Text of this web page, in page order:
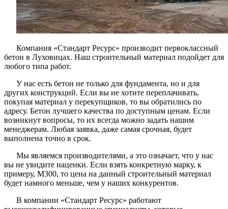
Компания «Стандарт Ресурс» производит первоклассный
бетон в Луховицах. Наш строительный материал подойдет для
любого типа работ.
У нас есть бетон не только для фундамента, но и для
других конструкций. Если вы не хотите переплачивать,
покупая материал у перекупщиков, то вы обратились по
адресу. Бетон лучшего качества по доступным ценам. Если
возникнут вопросы, то их всегда можно задать нашим
менеджерам. Любая заявка, даже самая срочная, будет
выполнена точно в срок.
Мы являемся производителями, а это означает, что у нас
вы не увидите наценки. Если взять конкретную марку, к
примеру, М300, то цена на данный строительный материал
будет намного меньше, чем у наших конкурентов.
В компании «Стандарт Ресурс» работают